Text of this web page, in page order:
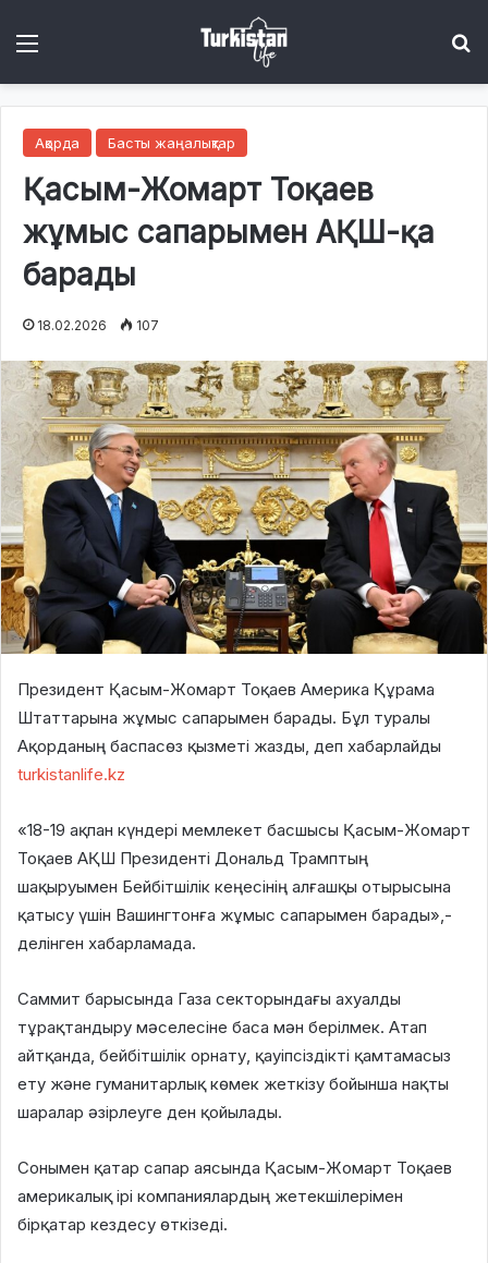
Ақорда Басты жаңалықтар
Қасым-Жомарт Тоқаев
жұмыс сапарымен АҚШ-қа
барады
18.02.2026 107
Президент Қасым-Жомарт Тоқаев Америка Құрама
Штаттарына жұмыс сапарымен барады. Бұл туралы
Ақорданың баспасөз қызметі жазды, деп хабарлайды
turkistanlife.kz
«18-19 ақпан күндері мемлекет басшысы Қасым-Жомарт
Тоқаев АҚШ Президенті Дональд Трамптың
шақыруымен Бейбітшілік кеңесінің алғашқы отырысына
қатысу үшін Вашингтонға жұмыс сапарымен барады»,-
делінген хабарламада.
Саммит барысында Газа секторындағы ахуалды
тұрақтандыру мәселесіне баса мән берілмек. Атап
айтқанда, бейбітшілік орнату, қауіпсіздікті қамтамасыз
ету және гуманитарлық көмек жеткізу бойынша нақты
шаралар әзірлеуге ден қойылады.
Сонымен қатар сапар аясында Қасым-Жомарт Тоқаев
америкалық ірі компаниялардың жетекшілерімен
бірқатар кездесу өткізеді.